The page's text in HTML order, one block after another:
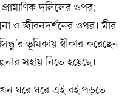
প্রামাণিক দলিলের ওপর;
ও জীবনদর্শনের ওপর। মীর
ভূমিকায় স্বীকার করেছেন
সহায় নিতে হয়েছে।
ঘরে ঘরে এই বই পড়তে